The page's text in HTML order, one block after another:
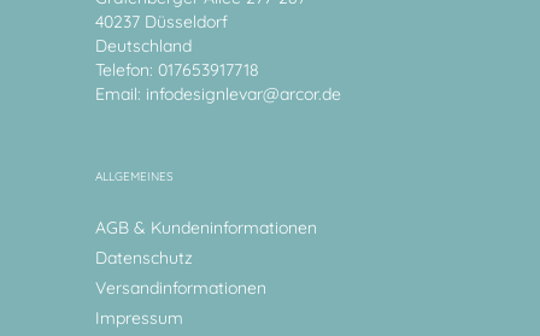
40237 Düsseldorf
Deutschland
Telefon: 017653917718
Email: infodesignlevar@arcor.de
ALLGEMEINES
AGB & Kundeninformationen
Datenschutz
Versandinformationen
Impressum